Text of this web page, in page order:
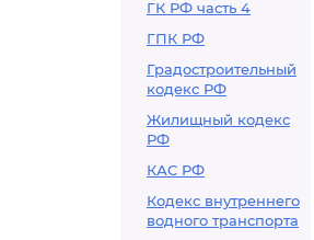
ГК РФ часть 4
ГПК РФ
Градостроительный
кодекс РФ
Жилищный кодекс
РФ
КАС РФ
Кодекс внутреннего
водного транспорта